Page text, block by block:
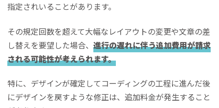
指定されいることがあります。
その規定回数を超えて大幅なレイアウトの変更や文章の差
し替えを要望した場合、 進行の遅れに伴う追加費用が請求
される可能性が考えられます。
特に、デザインが確定してコーディングの工程に進んだ後
にデザインを戻すような修正は、追加料金が発生すること